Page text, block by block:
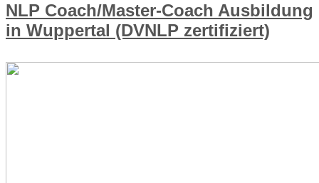
NLP Coach/Master-Coach Ausbildung
in Wuppertal (DVNLP zertifiziert)